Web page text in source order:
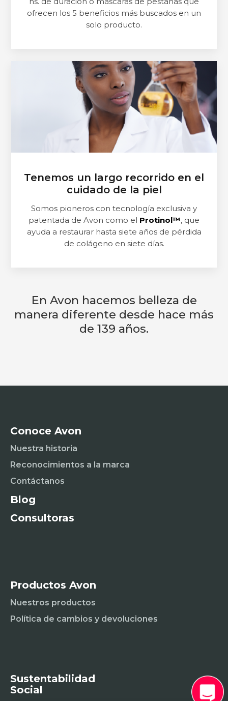
ofrecen los 5 beneficios más buscados en un
solo producto.
Tenemos un largo recorrido en el
cuidado de la piel
Somos pioneros con tecnología exclusiva y
patentada de Avon como el Protinol™, que
ayuda a restaurar hasta siete años de pérdida
de colágeno en siete días.
En Avon hacemos belleza de
manera diferente desde hace más
de 139 años.
Conoce Avon
Nuestra historia
Reconocimientos a la marca
Contáctanos
Blog
Consultoras
Productos Avon
Nuestros productos
Política de cambios y devoluciones
Sustentabilidad
Social